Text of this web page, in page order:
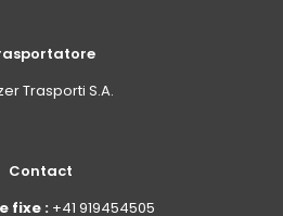
Trasporti S.A.
Contact
fixe : +41 919454505